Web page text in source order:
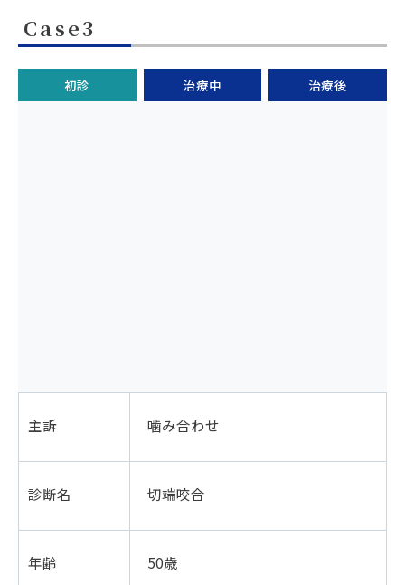
Case3
初診 治療中 治療後
主訴 噛み合わせ
診断名 切端咬合
年齢 50歳